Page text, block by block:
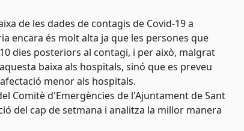
de les dades de contagis de Covid-19 a
encara és molt alta ja que les persones que
dies posteriors al contagi, i per això, malgrat
baixa als hospitals, sinó que es preveu
menor als hospitals.
Comitè d'Emergències de l'Ajuntament de Sant
del cap de setmana i analitza la millor manera